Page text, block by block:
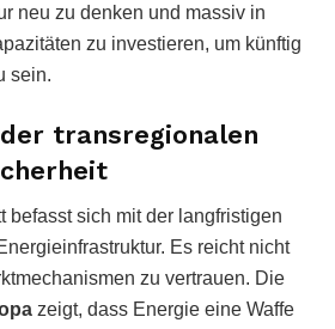
neu zu denken und massiv in
zu investieren, um künftig
sein.
transregionalen
befasst sich mit der langfristigen
Es reicht nicht
zu vertrauen. Die
zeigt, dass Energie eine Waffe